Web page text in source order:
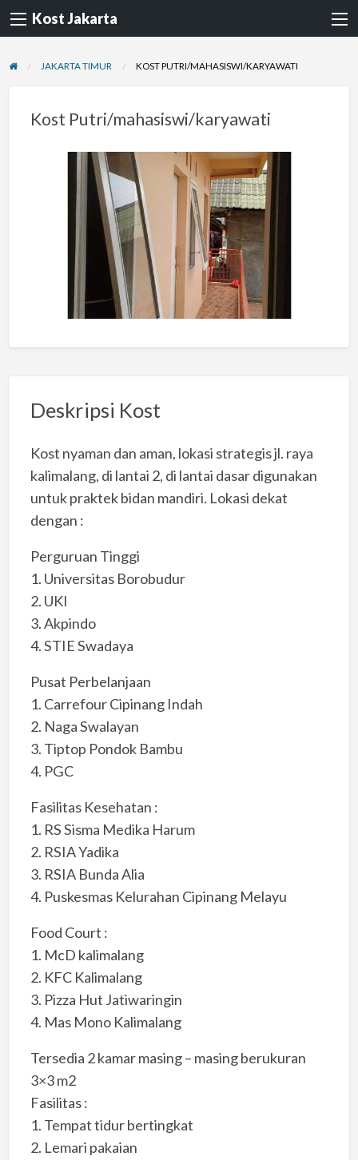
Kost Jakarta
JAKARTA TIMUR KOST PUTRI/MAHASISWI/KARYAWATI
Kost Putri/mahasiswi/karyawati
Deskripsi Kost
Kost nyaman dan aman, lokasi strategis jl. raya
kalimalang, di lantai 2, di lantai dasar digunakan
untuk praktek bidan mandiri. Lokasi dekat
dengan :
Perguruan Tinggi
1. Universitas Borobudur
2. UKI
3. Akpindo
4. STIE Swadaya
Pusat Perbelanjaan
1. Carrefour Cipinang Indah
2. Naga Swalayan
3. Tiptop Pondok Bambu
4. PGC
Fasilitas Kesehatan :
1. RS Sisma Medika Harum
2. RSIA Yadika
3. RSIA Bunda Alia
4. Puskesmas Kelurahan Cipinang Melayu
Food Court :
1. McD kalimalang
2. KFC Kalimalang
3. Pizza Hut Jatiwaringin
4. Mas Mono Kalimalang
Tersedia 2 kamar masing – masing berukuran
3×3 m2
Fasilitas :
1. Tempat tidur bertingkat
2. Lemari pakaian